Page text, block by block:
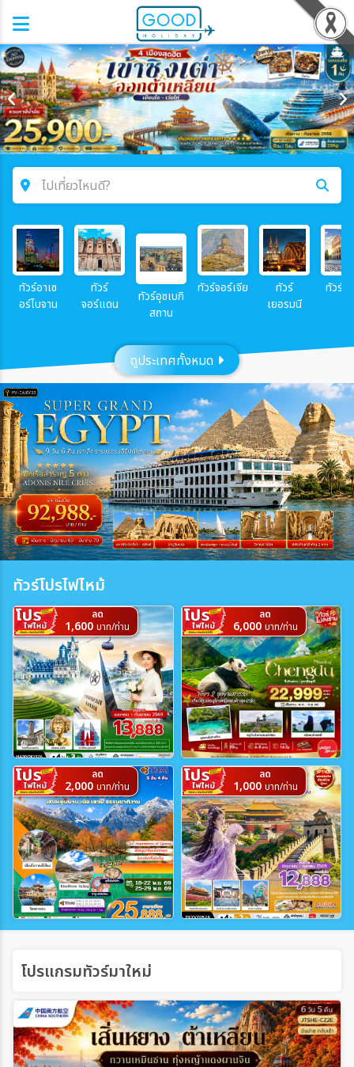
ไปเที่ยวไหนดี?
ค้นหาโปรแกรมทัวร์
คำค้นหา
ประเทศ
เมือง
สายการบิน
ตั้งแต่วันที่
ถึงวันที่
เฉพาะเดือน
เฉพาะเทศกาล
ระหว่าง
ค้นหา
ทัวร์อาเซ
อร์ไบจาน
ทัวร์
จอร์แดน
ทัวร์อุซเบกิ
สถาน
ทัวร์จอร์เจีย
ทัวร์
เยอรมนี
ทัวร์อิ
ดูประเทศทั้งหมด
ทัวร์โปรไฟไหม้
ลด
1,600 บาท/ท่าน
ลด
6,000 บาท/ท่าน
ลด
2,000 บาท/ท่าน
ลด
1,000 บาท/ท่าน
โปรแกรมทัวร์มาใหม่